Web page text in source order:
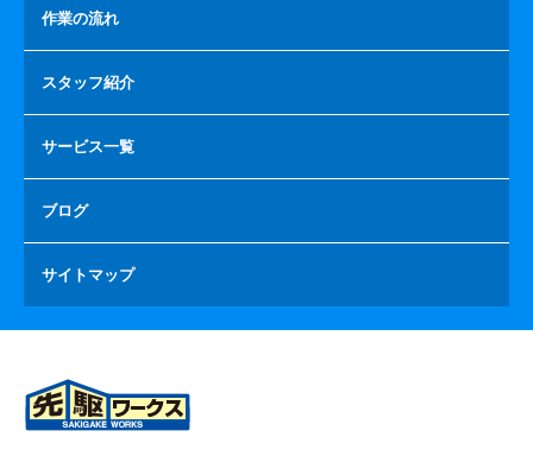
作業の流れ
スタッフ紹介
サービス一覧
ブログ
サイトマップ